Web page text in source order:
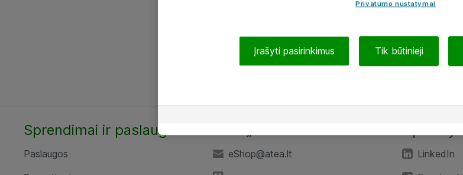
Sprendimai ir paslaugos
Paslaugos
eShop@atea.lt
LinkedIn
Privatumo nustatymai
Įrašyti pasirinkimus Tik būtinieji